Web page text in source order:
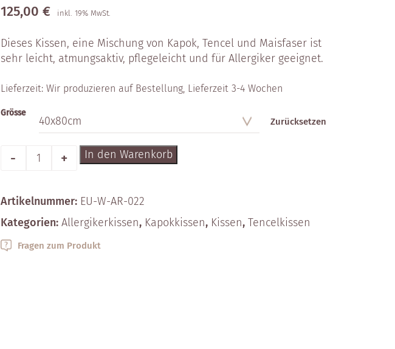
125,00 € inkl. 19% MwSt.
Dieses Kissen, eine Mischung von Kapok, Tencel und Maisfaser ist
sehr leicht, atmungsaktiv, pflegeleicht und für Allergiker geeignet.
Lieferzeit: Wir produzieren auf Bestellung, Lieferzeit 3-4 Wochen
Grösse
Zurücksetzen
In den Warenkorb
Artikelnummer: EU-W-AR-022
Kategorien: Allergiker­kissen, Kapok­kissen, Kissen, Tencel­kissen
Fragen zum Produkt